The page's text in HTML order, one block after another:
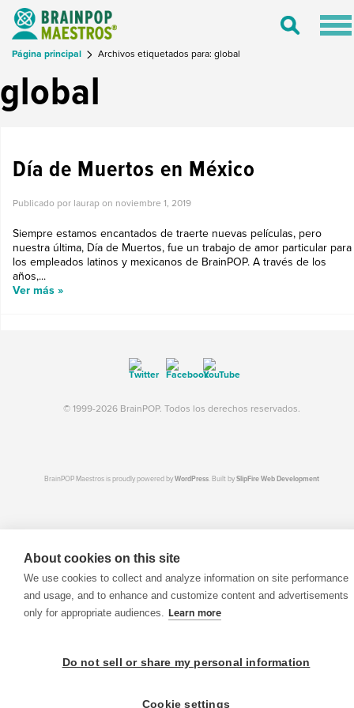
Toggle
Página principal Archivos etiquetados para: global
global
Día de Muertos en México
Publicado por laurap on noviembre 1, 2019
Siempre estamos encantados de traerte nuevas películas, pero
nuestra última, Día de Muertos, fue un trabajo de amor particular para
los empleados latinos y mexicanos de BrainPOP. A través de los
años,...
Ver más »
© 1999-2026 BrainPOP. Todos los derechos reservados.
BrainPOP Maestros is proudly powered byWordPress. Built bySlipFire Web Development
About cookies on this site
We use cookies to collect and analyze information on site performance
and usage, and to enhance and customize content and advertisements
only for appropriate audiences. Learn more
Do not sell or share my personal information
Cookie settings